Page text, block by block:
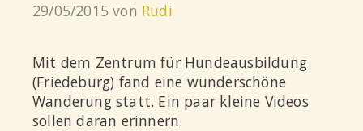
29/05/2015 von Rudi
Mit dem Zentrum für Hundeausbildung
(Friedeburg) fand eine wunderschöne
Wanderung statt. Ein paar kleine Videos
sollen daran erinnern.